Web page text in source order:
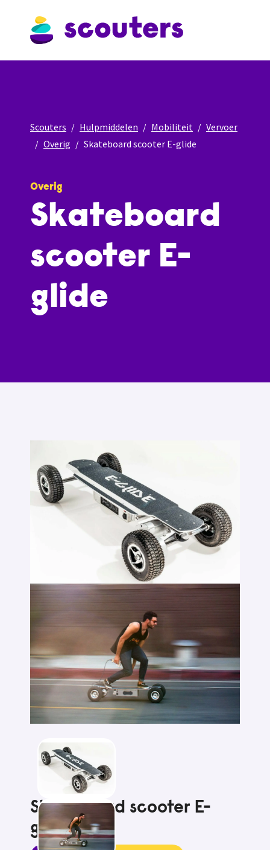
Scouters Hulpmiddelen Mobiliteit
Vervoer
Overig
Skateboard scooter E-glide
Overig
Skateboard
scooter E-
glide
Skateboard scooter E-
glide